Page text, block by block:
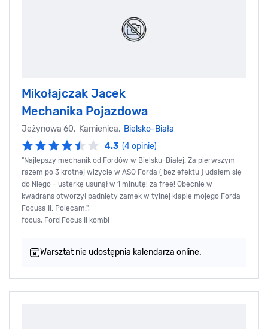
Mikołajczak Jacek
Mechanika Pojazdowa
Jeżynowa 60, Kamienica, Bielsko-Biała
4.3 (4 opinie)
"Najlepszy mechanik od Fordów w Bielsku-Białej. Za pierwszym
razem po 3 krotnej wizycie w ASO Forda ( bez efektu ) udałem się
do Niego - usterkę usunął w 1 minutę! za free! Obecnie w
kwadrans otworzył padnięty zamek w tylnej klapie mojego Forda
Focusa II. Polecam.",
focus, Ford Focus II kombi
Warsztat nie udostępnia kalendarza online.